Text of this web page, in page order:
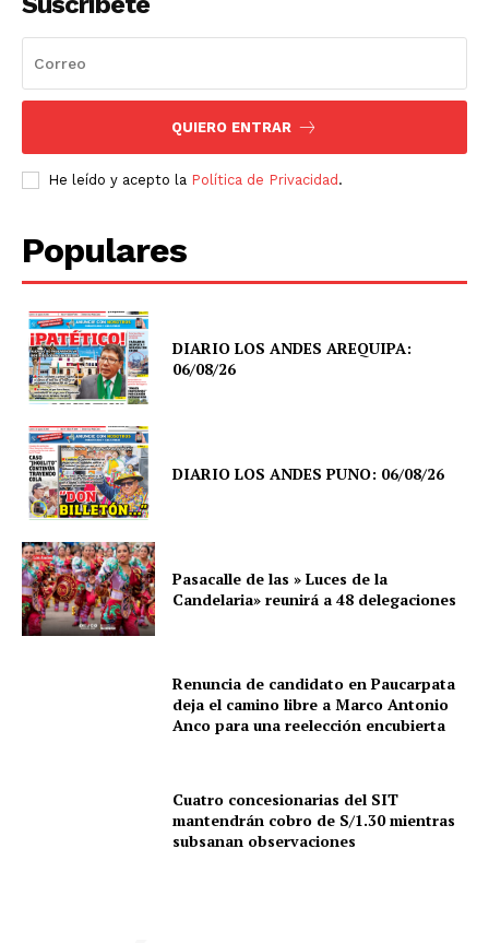
QUIERO ENTRAR
He leído y acepto la Política de Privacidad.
Populares
DIARIO LOS ANDES AREQUIPA:
06/08/26
DIARIO LOS ANDES PUNO: 06/08/26
Pasacalle de las » Luces de la
Candelaria» reunirá a 48 delegaciones
Renuncia de candidato en Paucarpata
deja el camino libre a Marco Antonio
Anco para una reelección encubierta
Cuatro concesionarias del SIT
mantendrán cobro de S/1.30 mientras
subsanan observaciones